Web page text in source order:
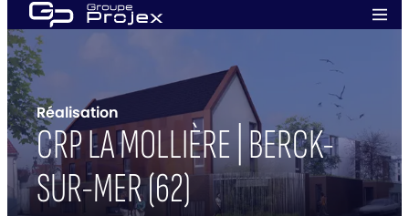
Aller
au
contenu
Groupe
Projex
Réalisation
CRP LA MOLLIÈRE | BERCK-
SUR-MER (62)